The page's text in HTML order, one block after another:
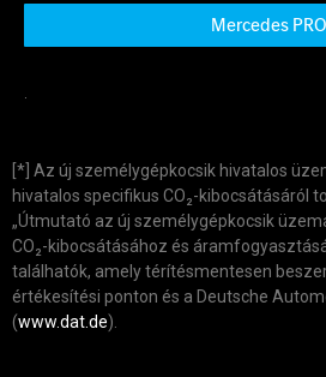
Mercedes PRO
.
[*] Az új személygépkocsik hivatalos
hivatalos specifikus CO₂-kibocsátásáról
„Útmutató az új személygépkocsik
CO₂-kibocsátásához és
találhatók, amely térítésmentesen
értékesítési ponton és a Deutsche
(www.dat.de).